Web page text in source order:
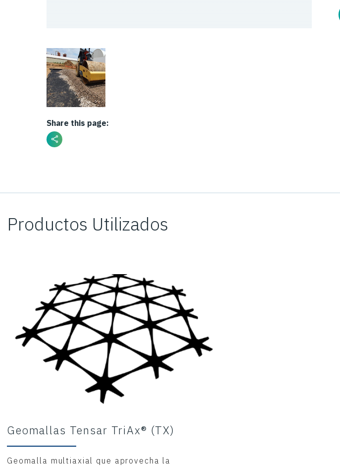
Share this page:
Productos Utilizados
Geomallas Tensar TriAx® (TX)
Geomalla multiaxial que aprovecha la